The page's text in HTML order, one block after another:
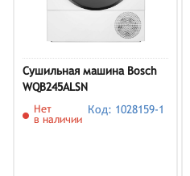
Сушильная машина Bosch
WQB245ALSN
Нет
в наличии
Код: 1028159-1